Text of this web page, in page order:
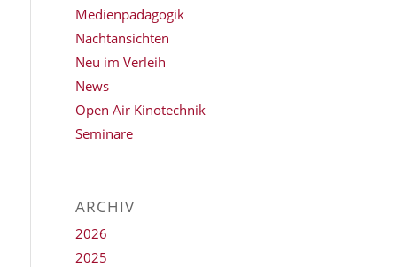
Medienpädagogik
Nachtansichten
Neu im Verleih
News
Open Air Kinotechnik
Seminare
ARCHIV
2026
2025